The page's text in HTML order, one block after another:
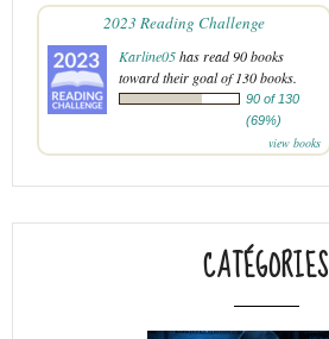
2023 Reading Challenge
Karline05has read 90 books
toward their goal of 130 books.
90 of 130
(69%)
view books
CATÉGORIES